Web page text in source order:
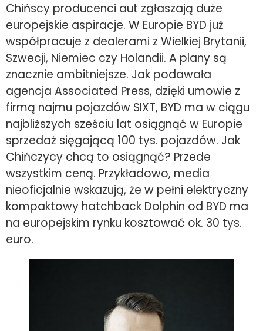
Chińscy producenci aut zgłaszają duże
europejskie aspiracje. W Europie BYD już
współpracuje z dealerami z Wielkiej Brytanii,
Szwecji, Niemiec czy Holandii. A plany są
znacznie ambitniejsze. Jak podawała
agencja Associated Press, dzięki umowie z
firmą najmu pojazdów SIXT, BYD ma w ciągu
najbliższych sześciu lat osiągnąć w Europie
sprzedaż sięgającą 100 tys. pojazdów. Jak
Chińczycy chcą to osiągnąć? Przede
wszystkim ceną. Przykładowo, media
nieoficjalnie wskazują, że w pełni elektryczny
kompaktowy hatchback Dolphin od BYD ma
na europejskim rynku kosztować ok. 30 tys.
euro.